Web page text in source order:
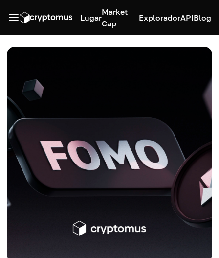
Lugar
Market
Cap
ExploradorAPIBlog